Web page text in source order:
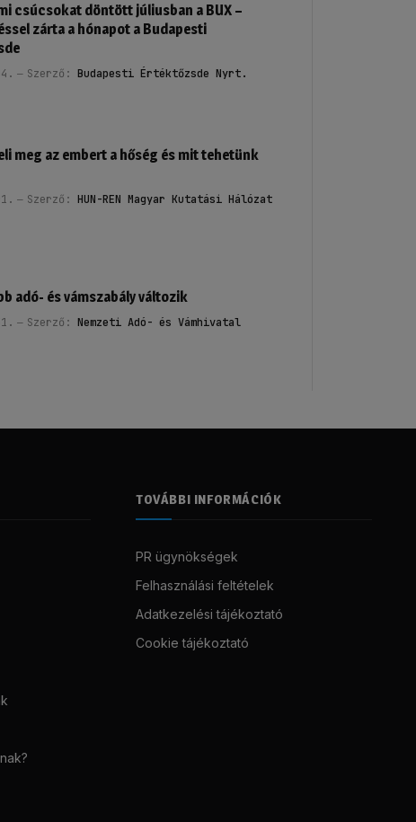
csúcsokat döntött júliusban a BUX –
zárta a hónapot a Budapesti
Szerző: Budapesti Értéktőzsde Nyrt.
meg az embert a hőség és mit tehetünk
Szerző: HUN-REN Magyar Kutatási Hálózat
adó- és vámszabály változik
Szerző: Nemzeti Adó- és Vámhivatal
TOVÁBBI INFORMÁCIÓK
PR ügynökségek
Felhasználási feltételek
Adatkezelési tájékoztató
Cookie tájékoztató